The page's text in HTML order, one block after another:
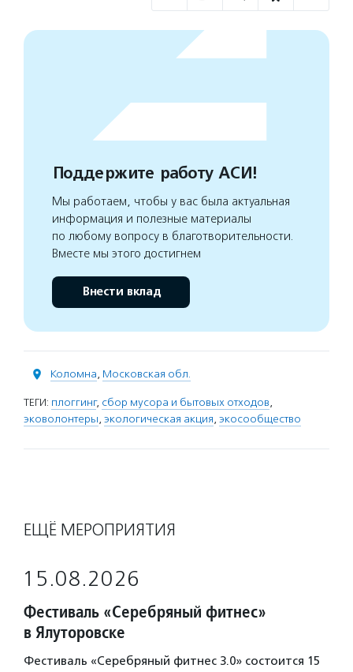
Поддержите работу АСИ!
Мы работаем, чтобы у вас была актуальная
информация и полезные материалы
по любому вопросу в благотворительности.
Вместе мы этого достигнем
Внести вклад
Коломна, Московская обл.
ТЕГИ: плоггинг, сбор мусора и бытовых отходов,
эковолонтеры, экологическая акция, экосообщество
ЕЩЁ МЕРОПРИЯТИЯ
15.08.2026
Фестиваль «Серебряный фитнес»
в Ялуторовске
Фестиваль «Серебряный фитнес 3.0» состоится 15